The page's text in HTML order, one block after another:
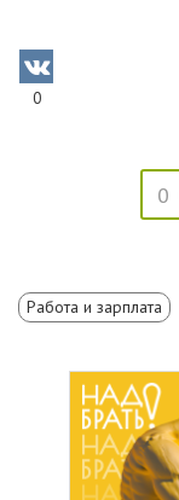
0
0
Работа и зарплата